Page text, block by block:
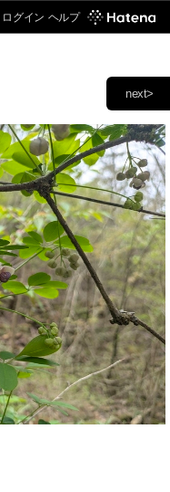
ログイン ヘルプ
next>